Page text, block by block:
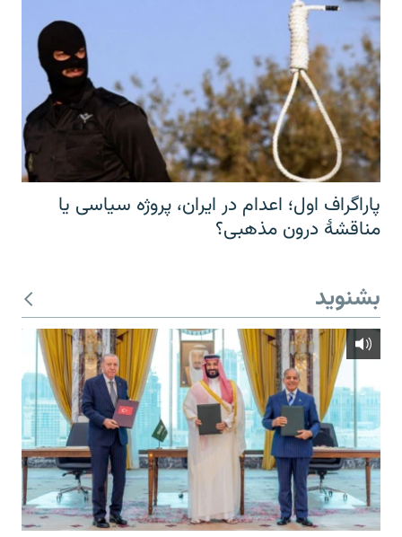
پاراگراف اول؛ اعدام در ایران، پروژه سیاسی یا
مناقشهٔ درون مذهبی؟
بشنوید